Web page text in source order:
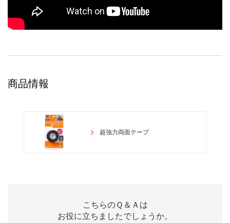
商品情報
超強力両面テープ
こちらのＱ＆Ａは
お役に立ちましたでしょうか。